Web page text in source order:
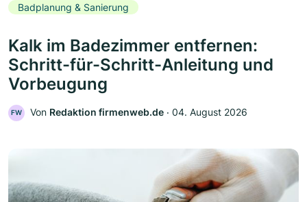
Badplanung & Sanierung
Kalk im Badezimmer entfernen:
Schritt-für-Schritt-Anleitung und
Vorbeugung
FW Von Redaktion firmenweb.de ‧ 04. August 2026